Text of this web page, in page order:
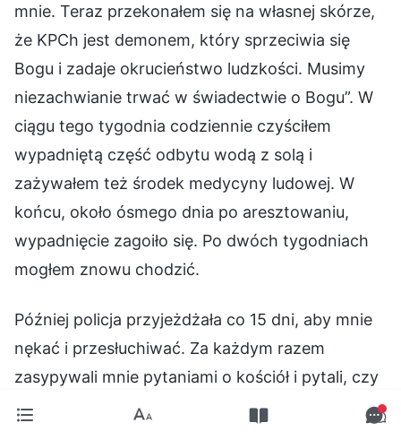
mnie. Teraz przekonałem się na własnej skórze,
że KPCh jest demonem, który sprzeciwia się
Bogu i zadaje okrucieństwo ludzkości. Musimy
niezachwianie trwać w świadectwie o Bogu”. W
ciągu tego tygodnia codziennie czyściłem
wypadniętą część odbytu wodą z solą i
zażywałem też środek medycyny ludowej. W
końcu, około ósmego dnia po aresztowaniu,
wypadnięcie zagoiło się. Po dwóch tygodniach
mogłem znowu chodzić.
Później policja przyjeżdżała co 15 dni, aby mnie
nękać i przesłuchiwać. Za każdym razem
zasypywali mnie pytaniami o kościół i pytali, czy
nadal utrzymuję kontakt z innymi członkami.